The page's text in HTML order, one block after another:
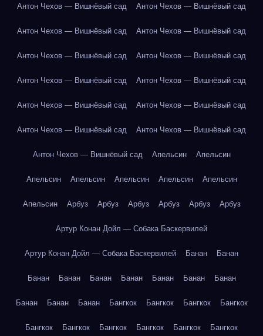
Антон Чехов — Вишнёвый сад Антон Чехов — Вишнёвый сад
Антон Чехов — Вишнёвый сад Антон Чехов — Вишнёвый сад
Антон Чехов — Вишнёвый сад Антон Чехов — Вишнёвый сад
Антон Чехов — Вишнёвый сад Антон Чехов — Вишнёвый сад
Антон Чехов — Вишнёвый сад Антон Чехов — Вишнёвый сад
Антон Чехов — Вишнёвый сад Антон Чехов — Вишнёвый сад
Антон Чехов — Вишнёвый сад Апельсин Апельсин
Апельсин Апельсин Апельсин Апельсин Апельсин
Апельсин Арбуз Арбуз Арбуз Арбуз Арбуз Арбуз
Артур Конан Дойл — Собака Баскервилей
Артур Конан Дойл — Собака Баскервилей Банан Банан
Банан Банан Банан Банан Банан Банан Банан
Банан Банан Банан Бангкок Бангкок Бангкок Бангкок
Бангкок Бангкок Бангкок Бангкок Бангкок Бангкок